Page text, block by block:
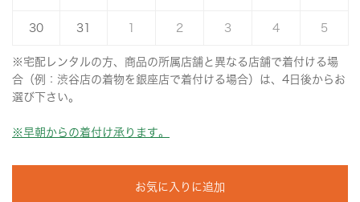
30 31 2 3 4 5
※宅配レンタルの方、商品の所属店舗と異なる店舗で着付ける場
合（例：渋谷店の着物を銀座店で着付ける場合）は、4日後からお
選び下さい。
※早朝からの着付け承ります。
お気に入りに追加